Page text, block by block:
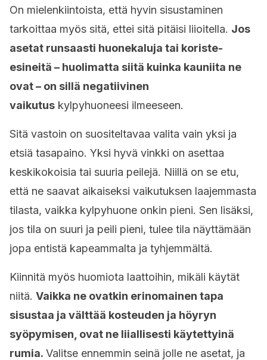
On mielenkiintoista, että hyvin sisustaminen
tarkoittaa myös sitä, ettei sitä pitäisi liioitella. Jos
asetat runsaasti huonekaluja tai koriste-
esineitä – huolimatta siitä kuinka kauniita ne
ovat – on sillä negatiivinen
vaikutus kylpyhuoneesi ilmeeseen.
Sitä vastoin on suositeltavaa valita vain yksi ja
etsiä tasapaino. Yksi hyvä vinkki on asettaa
keskikokoisia tai suuria peilejä. Niillä on se etu,
että ne saavat aikaiseksi vaikutuksen laajemmasta
tilasta, vaikka kylpyhuone onkin pieni. Sen lisäksi,
jos tila on suuri ja peili pieni, tulee tila näyttämään
jopa entistä kapeammalta ja tyhjemmältä.
Kiinnitä myös huomiota laattoihin, mikäli käytät
niitä. Vaikka ne ovatkin erinomainen tapa
sisustaa ja välttää kosteuden ja höyryn
syöpymisen, ovat ne liiallisesti käytettyinä
rumia. Valitse ennemmin seinä jolle ne asetat, ja